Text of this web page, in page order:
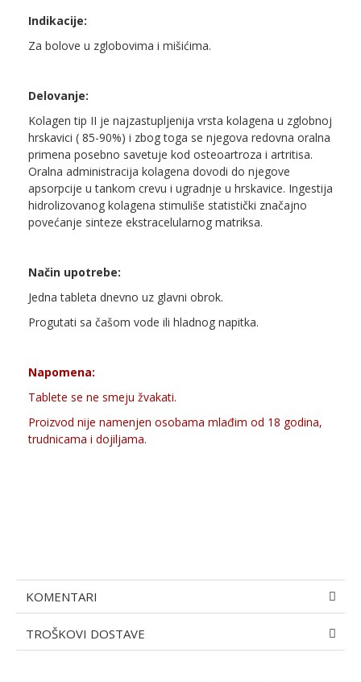
Indikacije:
Za bolove u zglobovima i mišićima.
Delovanje:
Kolagen tip II je najzastupljenija vrsta kolagena u zglobnoj
hrskavici ( 85-90%) i zbog toga se njegova redovna oralna
primena posebno savetuje kod osteoartroza i artritisa.
Oralna administracija kolagena dovodi do njegove
apsorpcije u tankom crevu i ugradnje u hrskavice. Ingestija
hidrolizovanog kolagena stimuliše statistički značajno
povećanje sinteze ekstracelularnog matriksa.
Način upotrebe:
Jedna tableta dnevno uz glavni obrok.
Progutati sa čašom vode ili hladnog napitka.
Napomena:
Tablete se ne smeju žvakati.
Proizvod nije namenjen osobama mlađim od 18 godina,
trudnicama i dojiljama.
KOMENTARI
TROŠKOVI DOSTAVE